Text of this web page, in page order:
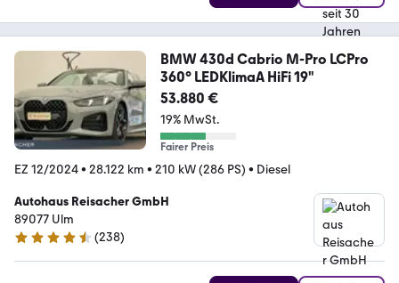
BMW 430d Cabrio M-Pro LCPro
360° LEDKlimaA HiFi 19"
53.880 €
19% MwSt.
Fairer Preis
EZ 12/2024• 28.122 km • 210 kW (286 PS) • Diesel
Autohaus Reisacher GmbH
89077 Ulm
4.6 Sterne
(238)